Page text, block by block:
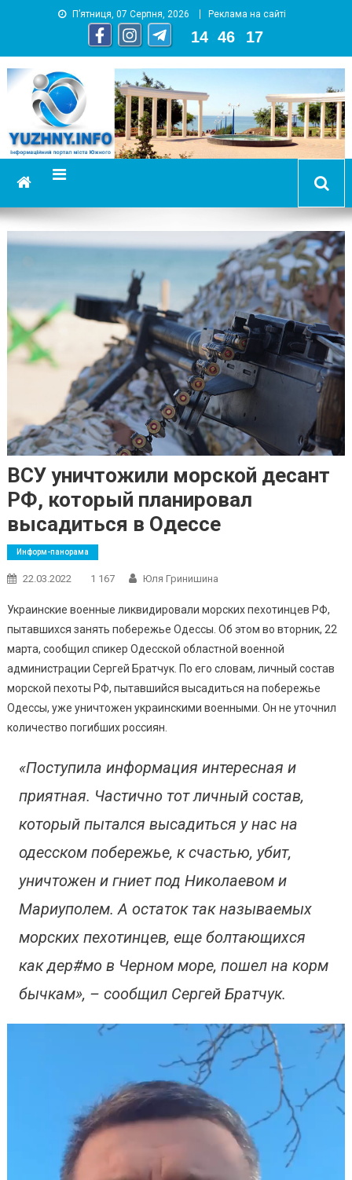
П’ятниця, 07 Серпня, 2026 Реклама на сайті
14 46 18
YUZHNY.INFO
информационный портал города Южный
ВСУ уничтожили морской десант
РФ, который планировал
высадиться в Одессе
Информ-панорама
22.03.2022 1 167 Юля Гринишина
Украинские военные ликвидировали морских пехотинцев РФ,
пытавшихся занять побережье Одессы. Об этом во вторник, 22
марта, сообщил спикер Одесской областной военной
администрации Сергей Братчук. По его словам, личный состав
морской пехоты РФ, пытавшийся высадиться на побережье
Одессы, уже уничтожен украинскими военными. Он не уточнил
количество погибших россиян.
«Поступила информация интересная и
приятная. Частично тот личный состав,
который пытался высадиться у нас на
одесском побережье, к счастью, убит,
уничтожен и гниет под Николаевом и
Мариуполем. А остаток так называемых
морских пехотинцев, еще болтающихся
как дер#мо в Черном море, пошел на корм
бычкам», – сообщил Сергей Братчук.